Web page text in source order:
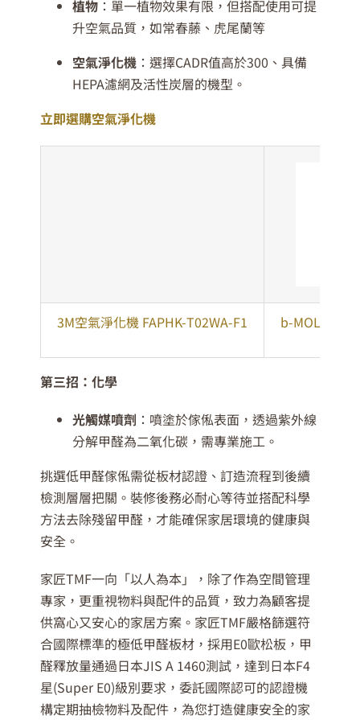
植物 ：單一植物效果有限，但搭配使用可提
升空氣品質，如常春藤、虎尾蘭等
空氣淨化機 ：選擇CADR值高於300、具備
HEPA濾網及活性炭層的機型。
立即選購空氣淨化機
3M空氣淨化機 FAPHK-T02WA-F1 b-MOLA空氣
第三招：化學
光觸媒噴劑 ：噴塗於傢俬表面，透過紫外線
分解甲醛為二氧化碳，需專業施工。
挑選低甲醛傢俬需從板材認證、訂造流程到後續
檢測層層把關。裝修後務必耐心等待並搭配科學
方法去除殘留甲醛，才能確保家居環境的健康與
安全。
家匠TMF一向「以人為本」，除了作為空間管理
專家，更重視物料與配件的品質，致力為顧客提
供窩心又安心的家居方案。家匠TMF嚴格篩選符
合國際標準的極低甲醛板材，採用E0歐松板，甲
醛釋放量通過日本JIS A 1460測試，達到日本F4
星(Super E0)級別要求，委託國際認可的認證機
構定期抽檢物料及配件，為您打造健康安全的家